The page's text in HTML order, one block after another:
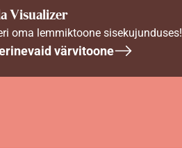
Visualizer
oma lemmiktoone sisekujunduses!
värvitoone